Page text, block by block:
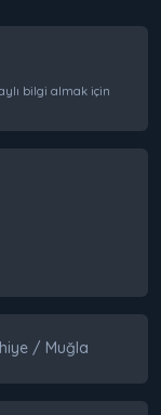
bilgi almak için
/ Muğla